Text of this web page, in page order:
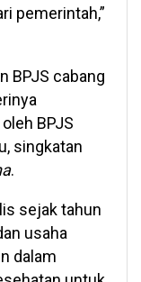
pemerintah,”
BPJS cabang
BPJS
singkatan
.
sejak tahun
usaha
dalam